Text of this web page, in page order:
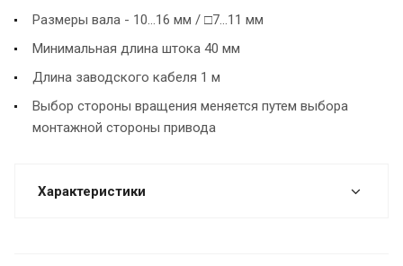
Размеры вала - 10...16 мм / □7...11 мм
Минимальная длина штока 40 мм
Длина заводского кабеля 1 м
Выбор стороны вращения меняется путем выбора
монтажной стороны привода
Характеристики